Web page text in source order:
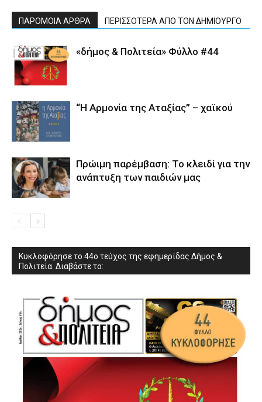
ΠΑΡΟΜΟΙΑ ΑΡΘΡΑ ΠΕΡΙΣΣΟΤΕΡΑ ΑΠΟ ΤΟΝ ΔΗΜΙΟΥΡΓΟ
«δήμος & Πολιτεία» Φύλλο #44
“Η Αρμονία της Αταξίας” – χαϊκού
Πρώιμη παρέμβαση: Το κλειδί για την
ανάπτυξη των παιδιών µας
Κυκλοφόρησε το 44ο τεύχος της εφημερίδας Δήμος &
Πολιτεία. Διαβάστε το: